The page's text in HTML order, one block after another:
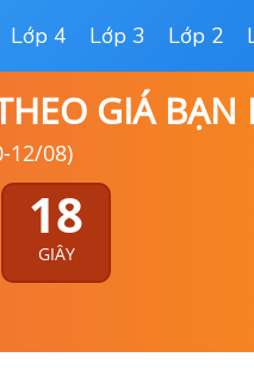
Lớp 4 Lớp 3 Lớp 2
GIÁ BẠN
12/08)
17
GIÂY